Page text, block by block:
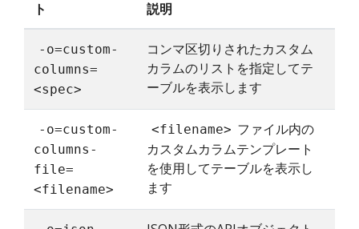
ト 説明
-o=custom-
columns=
<spec>
コンマ区切りされたカスタム
カラムのリストを指定してテ
ーブルを表示します
-o=custom-
columns-
file=
<filename>
<filename> ファイル内の
カスタムカラムテンプレート
を使用してテーブルを表示し
ます